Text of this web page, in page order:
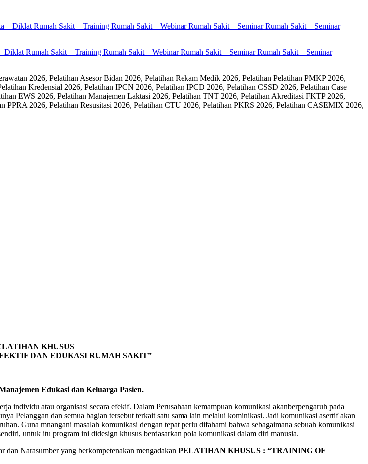
Rumah Sakit – Training Rumah Sakit – Webinar Rumah Sakit – Seminar Rumah Sakit – Seminar
2026, Pelatihan Asesor Bidan 2026, Pelatihan Rekam Medik 2026, Pelatihan Pelatihan PMKP 2026,
Kredensial 2026, Pelatihan IPCN 2026, Pelatihan IPCD 2026, Pelatihan CSSD 2026, Pelatihan Case
EWS 2026, Pelatihan Manajemen Laktasi 2026, Pelatihan TNT 2026, Pelatihan Akreditasi FKTP 2026,
PPRA 2026, Pelatihan Resusitasi 2026, Pelatihan CTU 2026, Pelatihan PKRS 2026, Pelatihan CASEMIX 2026,
KHUSUS
DAN EDUKASI RUMAH SAKIT”
Edukasi dan Keluarga Pasien.
individu atau organisasi secara efekif. Dalam Perusahaan kemampuan komunikasi akanberpengaruh pada
Pelanggan dan semua bagian tersebut terkait satu sama lain melalui kominikasi. Jadi komunikasi asertif akan
Guna mnangani masalah komunikasi dengan tepat perlu difahami bahwa sebagaimana sebuah komunikasi
untuk itu program ini didesign khusus berdasarkan pola komunikasi dalam diri manusia.
dan Narasumber yang berkompetenakan mengadakan PELATIHAN KHUSUS : “TRAINING OF